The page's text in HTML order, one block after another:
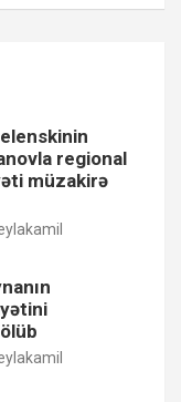
regional
müzakirə